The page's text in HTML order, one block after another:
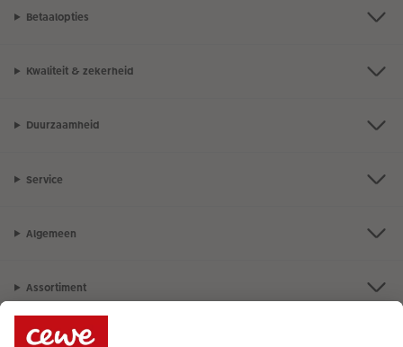
Betaalopties
Kwaliteit & zekerheid
Duurzaamheid
Service
Algemeen
Assortiment